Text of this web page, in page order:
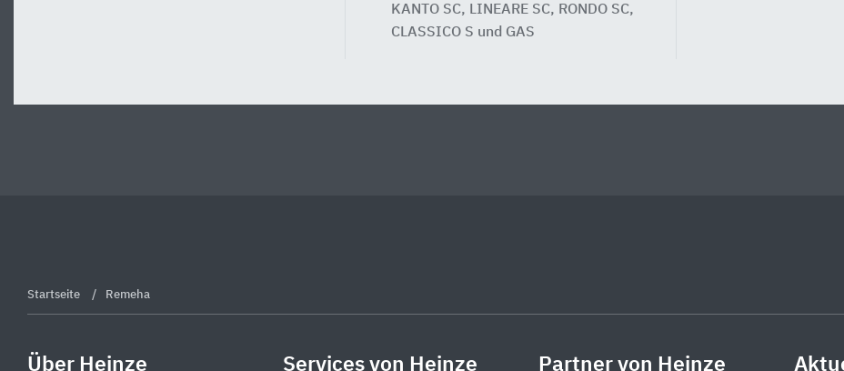
KANTO SC, LINEARE SC, RONDO SC,
CLASSICO S und GAS
Startseite Remeha
Über Heinze Services von Heinze Partner von Heinze